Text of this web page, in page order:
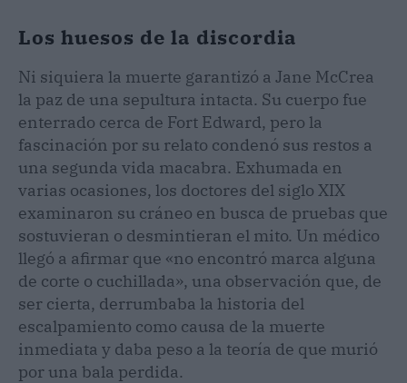
Los huesos de la discordia
Ni siquiera la muerte garantizó a Jane McCrea
la paz de una sepultura intacta. Su cuerpo fue
enterrado cerca de Fort Edward, pero la
fascinación por su relato condenó sus restos a
una segunda vida macabra. Exhumada en
varias ocasiones, los doctores del siglo XIX
examinaron su cráneo en busca de pruebas que
sostuvieran o desmintieran el mito. Un médico
llegó a afirmar que «no encontró marca alguna
de corte o cuchillada», una observación que, de
ser cierta, derrumbaba la historia del
escalpamiento como causa de la muerte
inmediata y daba peso a la teoría de que murió
por una bala perdida.